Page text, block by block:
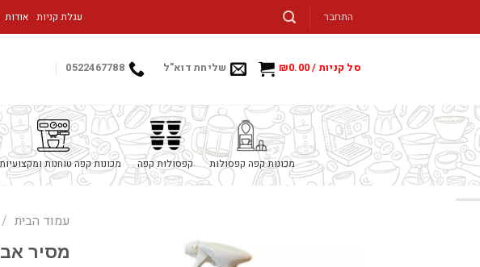
to
התחבר עגלת קניות אודות
סל קניות / ₪0.00 שליחת דוא"ל 0522467788
מכונות קפה קפסולות קפסולות קפה מכונות קפה טוחנות
עמוד הבית /
מסיר